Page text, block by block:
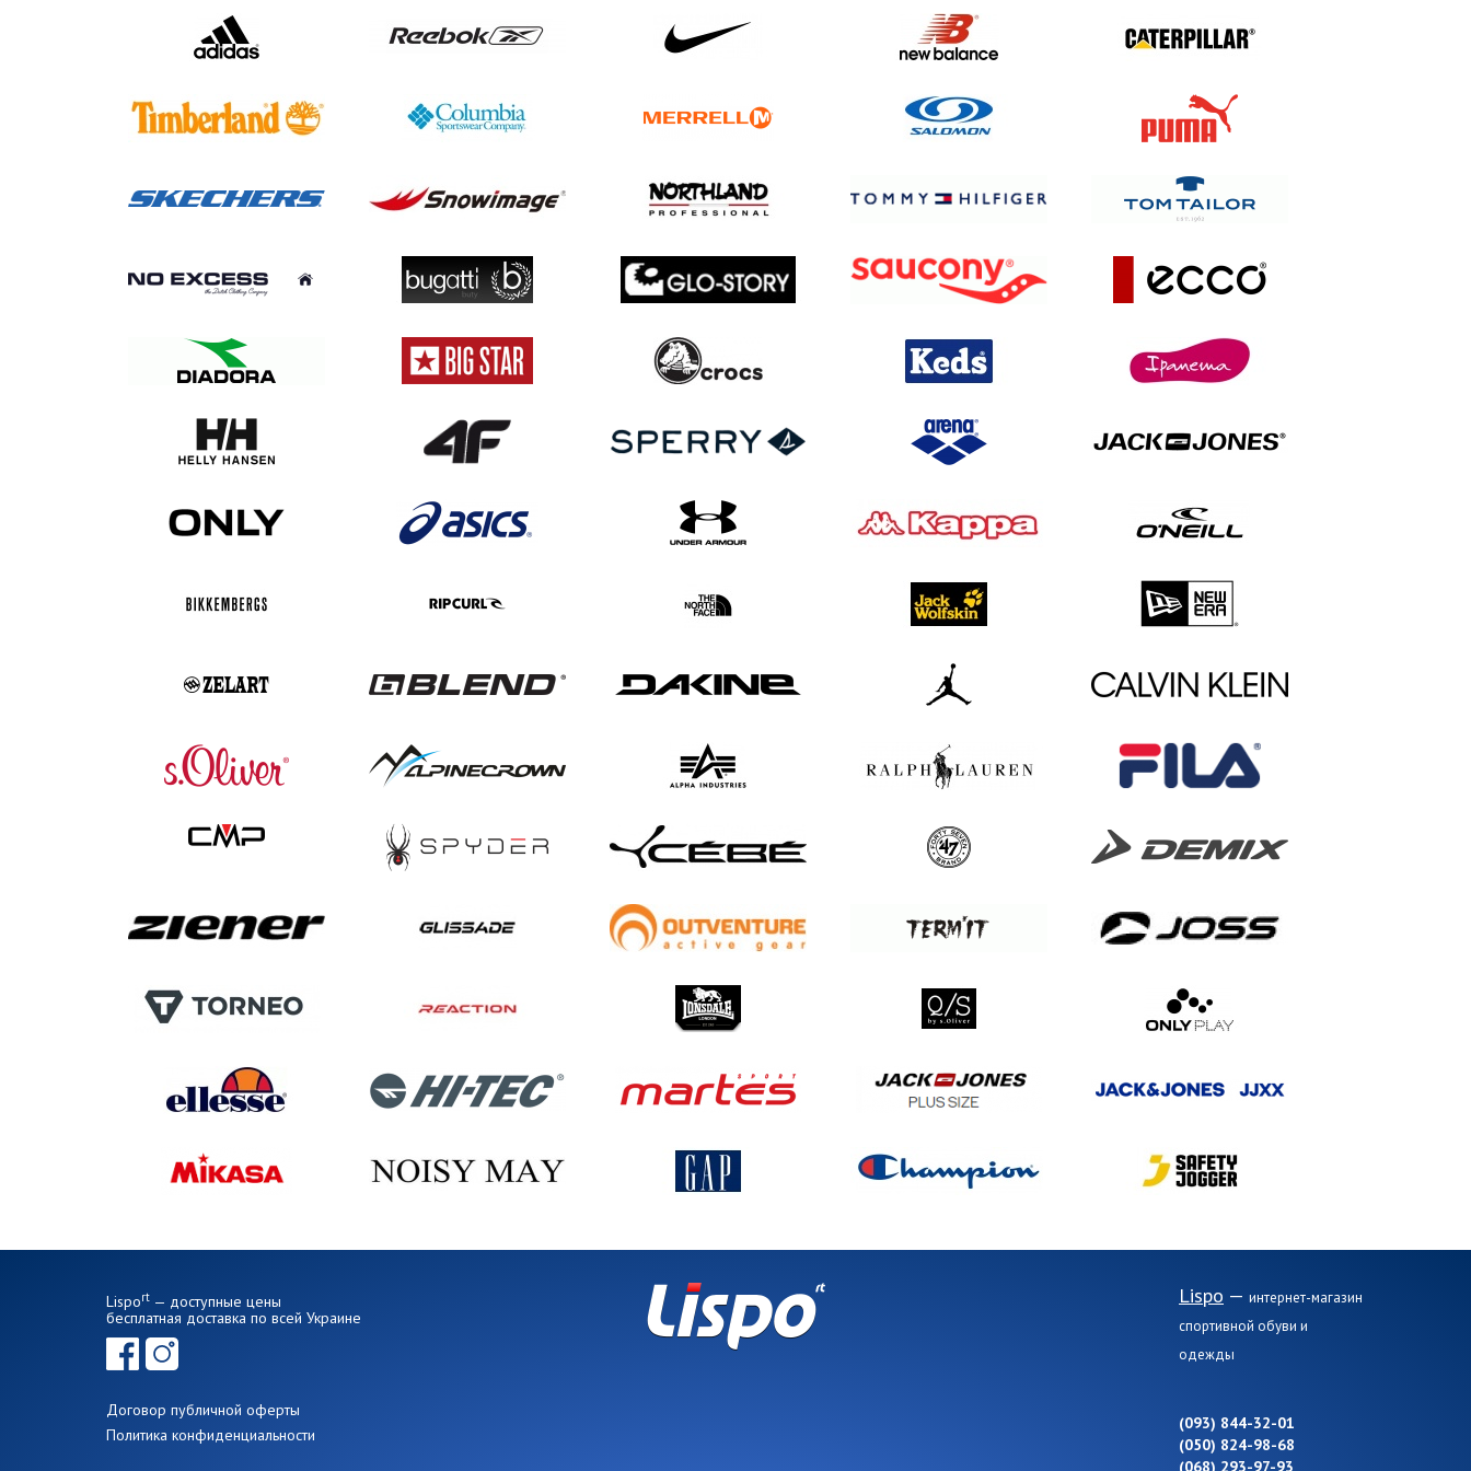
Lispo — интернет-магазин
спортивной обуви и
одежды
(093) 844-32-01
(050) 824-98-68
(068) 293-97-93
Lisport — доступные цены
бесплатная доставка по всей Украине
Договор публичной оферты
Политика конфиденциальности